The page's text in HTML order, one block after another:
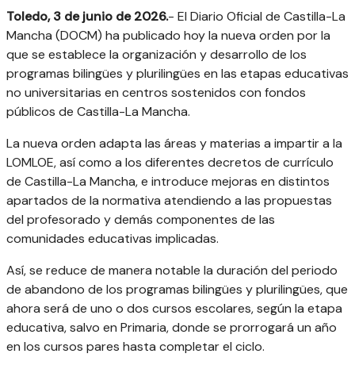
Toledo, 3 de junio de 2026.- El Diario Oficial de Castilla-La
Mancha (DOCM) ha publicado hoy la nueva orden por la
que se establece la organización y desarrollo de los
programas bilingües y plurilingües en las etapas educativas
no universitarias en centros sostenidos con fondos
públicos de Castilla-La Mancha.
La nueva orden adapta las áreas y materias a impartir a la
LOMLOE, así como a los diferentes decretos de currículo
de Castilla-La Mancha, e introduce mejoras en distintos
apartados de la normativa atendiendo a las propuestas
del profesorado y demás componentes de las
comunidades educativas implicadas.
Así, se reduce de manera notable la duración del periodo
de abandono de los programas bilingües y plurilingües, que
ahora será de uno o dos cursos escolares, según la etapa
educativa, salvo en Primaria, donde se prorrogará un año
en los cursos pares hasta completar el ciclo.